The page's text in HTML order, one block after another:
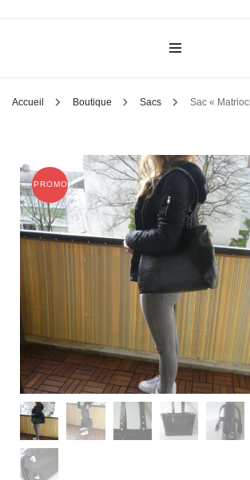
Accueil Boutique Sacs Sac «
PROMO !